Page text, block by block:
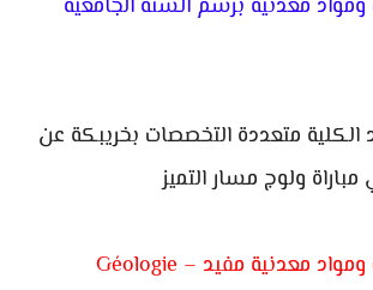
ومواد معدنية برسم السنة الجامعية
الكلية متعددة التخصصات بخريبكة عن
ولوج مسار التميز
جيولوجيا منجمية ومواد معدنية مفيد – Géologie